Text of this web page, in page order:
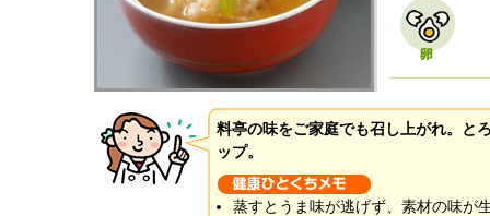
料亭の味をご家庭でも召し上がれ。と
ップ。
蒸すとうま味が逃げず、素材の味が